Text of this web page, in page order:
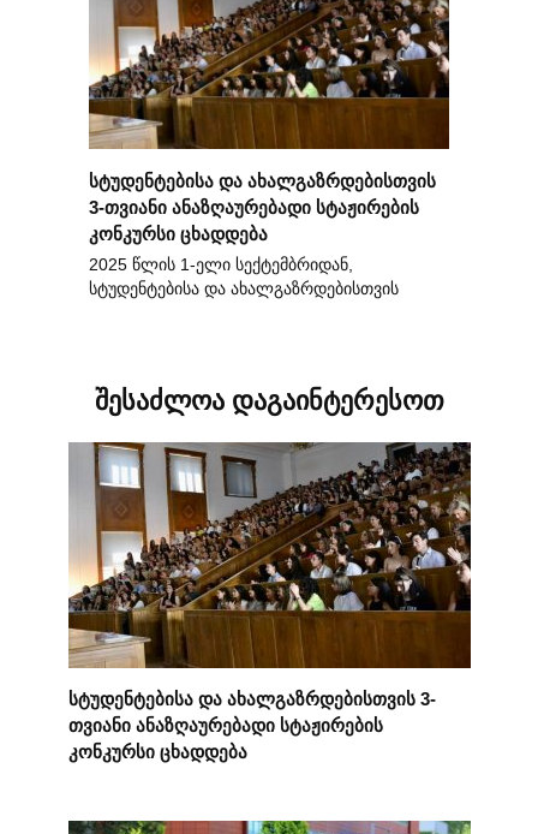
სტუდენტებისა და ახალგაზრდებისთვის
3-თვიანი ანაზღაურებადი სტაჟირების
კონკურსი ცხადდება
2025 წლის 1-ელი სექტემბრიდან,
სტუდენტებისა და ახალგაზრდებისთვის
შესაძლოა დაგაინტერესოთ
სტუდენტებისა და ახალგაზრდებისთვის 3-
თვიანი ანაზღაურებადი სტაჟირების
კონკურსი ცხადდება